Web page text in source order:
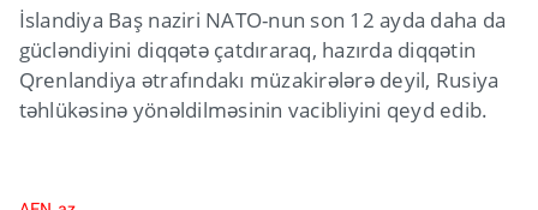
İslandiya Baş naziri NATO-nun son 12 ayda daha da
gücləndiyini diqqətə çatdıraraq, hazırda diqqətin
Qrenlandiya ətrafındakı müzakirələrə deyil, Rusiya
təhlükəsinə yönəldilməsinin vacibliyini qeyd edib.